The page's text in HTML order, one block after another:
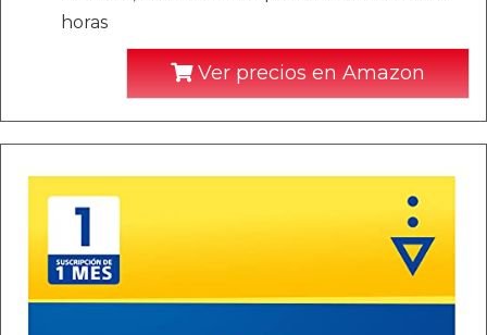
horas
Ver precios en Amazon